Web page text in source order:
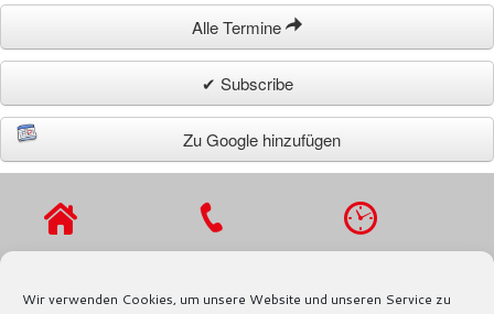
Wir verwenden Cookies, um unsere Website und unseren Service zu
Alle Termine
✔ Subscribe
Zu Google hinzufügen